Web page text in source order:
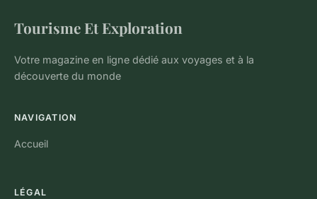
Tourisme Et Exploration
Votre magazine en ligne dédié aux voyages et à la
découverte du monde
NAVIGATION
Accueil
LÉGAL